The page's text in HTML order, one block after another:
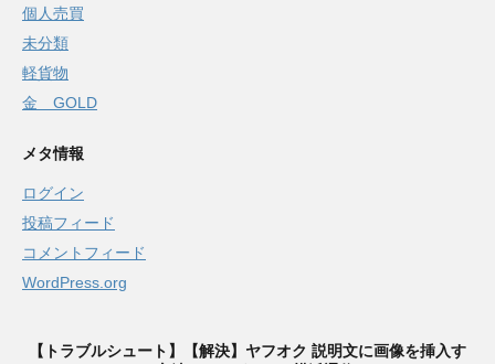
個人売買
未分類
軽貨物
金 GOLD
メタ情報
ログイン
投稿フィード
コメントフィード
WordPress.org
【トラブルシュート】【解決】ヤフオク 説明文に画像を挿入す